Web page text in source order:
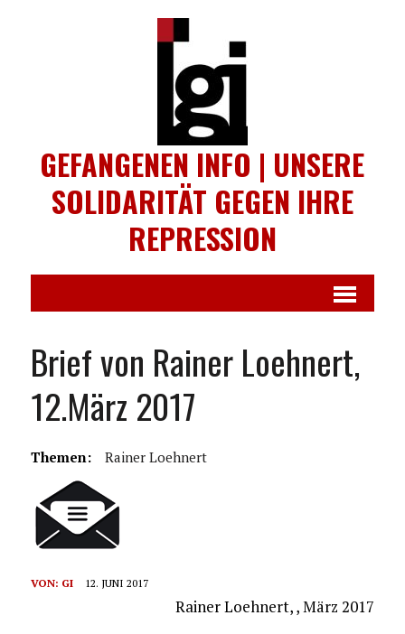
GEFANGENEN INFO | UNSERE
SOLIDARITÄT GEGEN IHRE
REPRESSION
Brief von Rainer Loehnert,
12.März 2017
Themen: Rainer Loehnert
VON: GI 12. JUNI 2017
Rainer Loehnert, , März 2017